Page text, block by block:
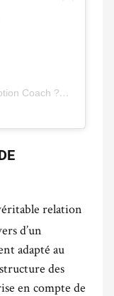
Une publication partagée par RunMotion Coach ??‍♀️ (@runmotioncoach)
relation
d’un
adapté au
des
en compte de